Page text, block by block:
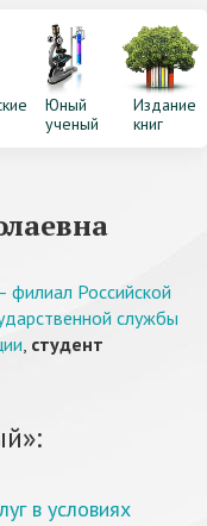
Юный
ученый
Издание
книг
филиал Российской
службы
, студент
в условиях